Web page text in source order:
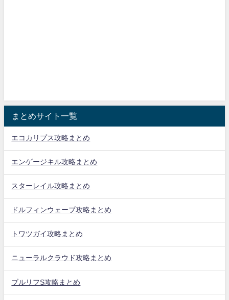
まとめサイト一覧
エコカリプス攻略まとめ
エンゲージキル攻略まとめ
スターレイル攻略まとめ
ドルフィンウェーブ攻略まとめ
トワツガイ攻略まとめ
ニューラルクラウド攻略まとめ
ブルリフS攻略まとめ